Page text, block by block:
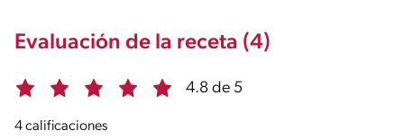
Evaluación de la receta (4)
4.8 de 5
4 calificaciones